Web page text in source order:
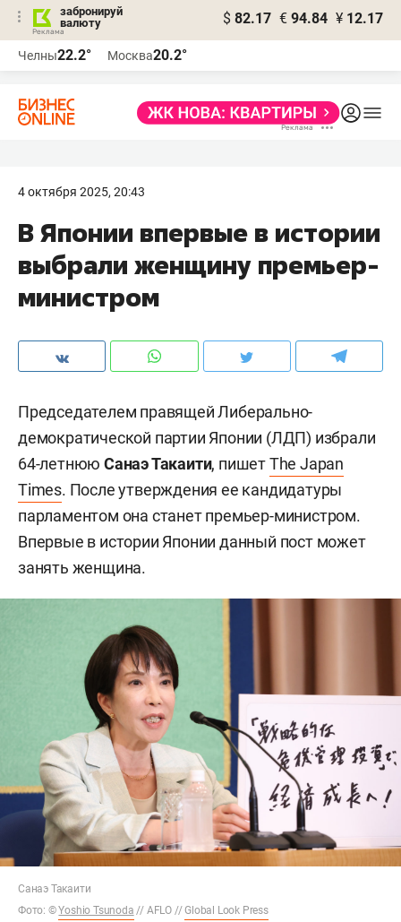
забронируй
валюту
$ 82.17 € 94.84 ¥ 12.17
Челны22.2° Москва20.2°
4 октября 2025, 20:43
В Японии впервые в истории
выбрали женщину премьер-
министром
Председателем правящей Либерально-
демократической партии Японии (ЛДП) избрали
64-летнююСанаэ Такаити, пишетThe Japan
Times. После утверждения ее кандидатуры
парламентом она станет премьер-министром.
Впервые в истории Японии данный пост может
занять женщина.
Санаэ Такаити
Фото: ©Yoshio Tsunoda // AFLO //Global Look Press